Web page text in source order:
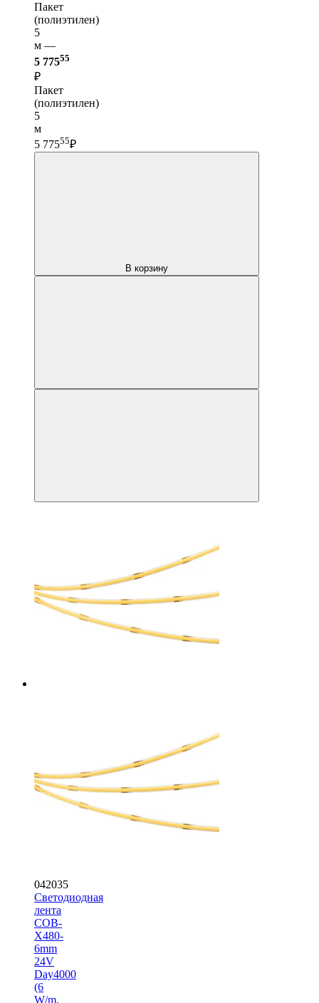
Пакет
(полиэтилен)
5
м —
5 77555
₽
Пакет
(полиэтилен)
5
м
5 77555₽
В корзину
042035
Светодиодная
лента
COB-
X480-
6mm
24V
Day4000
(6
W/m,